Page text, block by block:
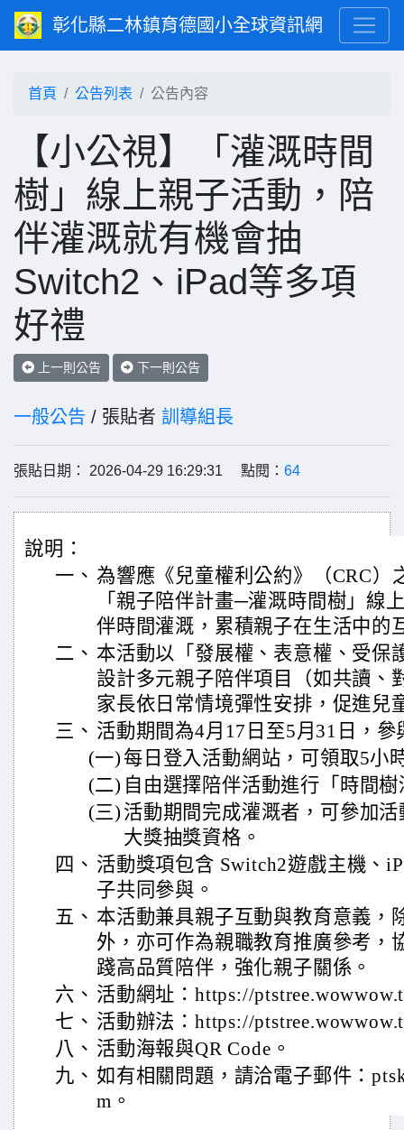
彰化縣二林鎮育德國小全球資訊網
首頁 公告列表 公告內容
【小公視】「灌溉時間
樹」線上親子活動，陪
伴灌溉就有機會抽
Switch2、iPad等多項
好禮
上一則公告 下一則公告
一般公告 / 張貼者 訓導組長
張貼日期： 2026-04-29 16:29:31 點閱： 64
說明：
一、 為響應《兒童權利公約》（CRC）
「親子陪伴計畫─灌溉時間樹」線
伴時間灌溉，累積親子在生活中的
二、 本活動以「發展權、表意權、受保
設計多元親子陪伴項目（如共讀、
家長依日常情境彈性安排，促進兒
三、 活動期間為4月17日至5月31日，參
(一) 每日登入活動網站，可領取5小
(二) 自由選擇陪伴活動進行「時間
(三) 活動期間完成灌溉者，可參加
大獎抽獎資格。
四、 活動獎項包含 Switch2遊戲主機、
子共同參與。
五、 本活動兼具親子互動與教育意義，
外，亦可作為親職教育推廣參考，
踐高品質陪伴，強化親子關係。
六、 活動網址：https://
七、 活動辦法：https://
八、 活動海報與QR Code。
九、 如有相關問題，請洽電子郵件：
m。